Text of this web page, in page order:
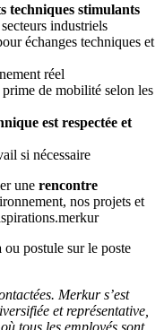
techniques stimulants
industriels
échanges techniques et
réel
de mobilité selon les
est respectée et
si nécessaire
une rencontre
nos projets et
ou postule sur le poste
Merkur s’est
et représentative,
tous les employés sont